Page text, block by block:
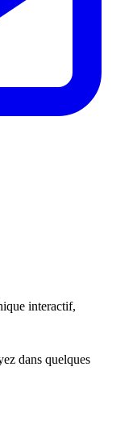
interactif,
dans quelques